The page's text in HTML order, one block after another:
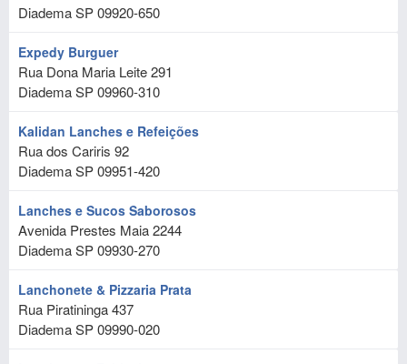
DiademaSP09920-650
Expedy Burguer
Rua Dona Maria Leite 291
DiademaSP09960-310
Kalidan Lanches e Refeições
Rua dos Cariris 92
DiademaSP09951-420
Lanches e Sucos Saborosos
Avenida Prestes Maia 2244
DiademaSP09930-270
Lanchonete & Pizzaria Prata
Rua Piratininga 437
DiademaSP09990-020